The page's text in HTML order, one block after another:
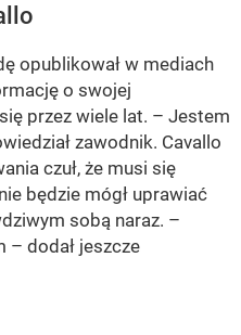
opublikował w mediach
o swojej
przez wiele lat. – Jestem
zawodnik. Cavallo
czuł, że musi się
będzie mógł uprawiać
sobą naraz. –
– dodał jeszcze